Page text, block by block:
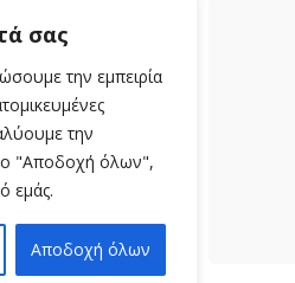
σας
την εμπειρία
την
"Αποδοχή όλων",
εμάς.
Αποδοχή όλων